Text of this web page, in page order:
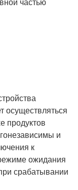
осуществляться
продуктов
и
к
ожидания
срабатывании